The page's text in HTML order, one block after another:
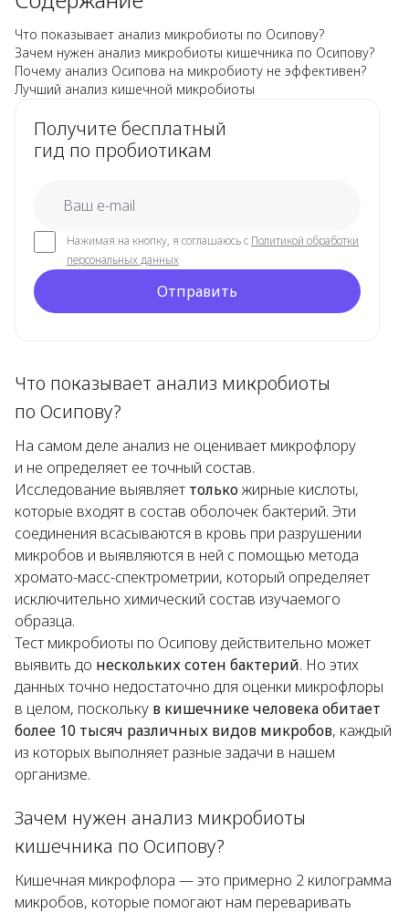
Что показывает анализ микробиоты по Осипову?
Зачем нужен анализ микробиоты кишечника по Осипову?
Почему анализ Осипова на микробиоту не эффективен?
Лучший анализ кишечной микробиоты
Получите бесплатный
гид по пробиотикам
Нажимая на кнопку, я соглашаюсь с Политикой обработки
персональных данных
Отправить
Что показывает анализ микробиоты
по Осипову?
На самом деле анализ не оценивает микрофлору
и не определяет ее точный состав.
Исследование выявляет толькожирные кислоты,
которые входят в состав оболочек бактерий. Эти
соединения всасываются в кровь при разрушении
микробов и выявляются в ней с помощью метода
хромато-масс-спектрометрии, который определяет
исключительно химический состав изучаемого
образца.
Тест микробиоты по Осипову действительно может
выявить до нескольких сотен бактерий. Но этих
данных точно недостаточно для оценки микрофлоры
в целом, поскольку в кишечнике человека обитает
более 10 тысяч различных видов микробов, каждый
из которых выполняет разные задачи в нашем
организме.
Зачем нужен анализ микробиоты
кишечника по Осипову?
Кишечная микрофлора — это примерно 2 килограмма
микробов, которые помогают нам переваривать